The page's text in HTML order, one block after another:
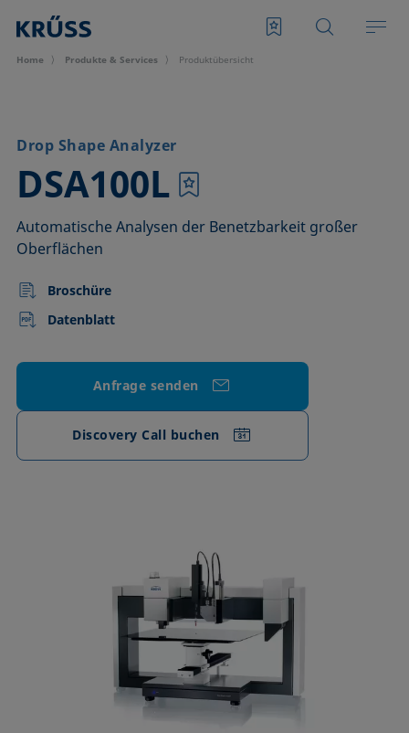
Home Produkte & Services Produktübersicht
Drop Shape Analyzer
DSA100L
–
Automatische Analysen der Benetzbarkeit großer
Oberflächen
Broschüre
Datenblatt
Anfrage senden
Discovery Call buchen